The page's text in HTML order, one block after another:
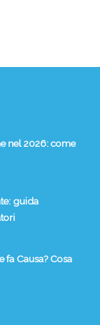
nel 2026: come
guida
fa Causa? Cosa